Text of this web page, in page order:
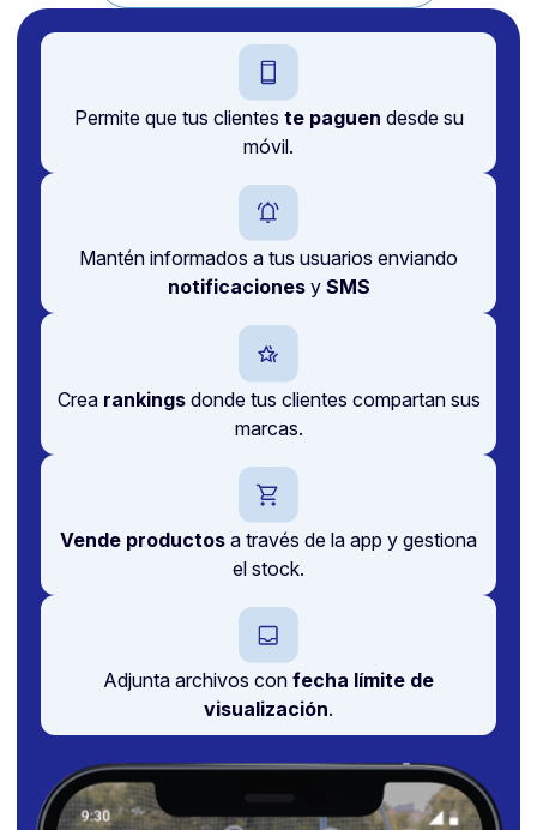
Permite que tus clientes te paguen desde su
móvil.
Mantén informados a tus usuarios enviando
notificacionesy SMS
Crea rankingsdonde tus clientes compartan sus
marcas.
Vende productos a través de la app y gestiona
el stock.
Adjunta archivos con fecha límite de
visualización.